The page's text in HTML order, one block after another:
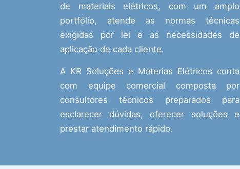
de materiais elétricos, com um amplo
portfólio, atende as normas técnicas
exigidas por lei e as necessidades de
aplicação de cada cliente.
A KR Soluções e Materias Elétricos conta
com equipe comercial composta por
consultores técnicos preparados para
esclarecer dúvidas, oferecer soluções e
prestar atendimento rápido.